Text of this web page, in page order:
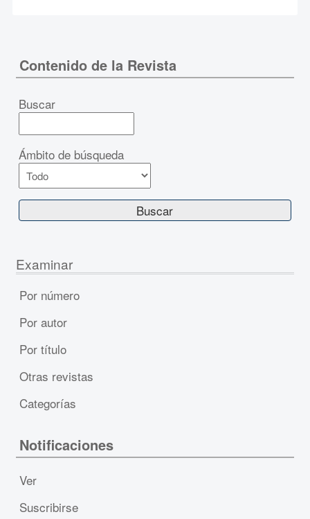
Contenido de la Revista
Buscar
Ámbito de búsqueda
Examinar
Por número
Por autor
Por título
Otras revistas
Categorías
Notificaciones
Ver
Suscribirse